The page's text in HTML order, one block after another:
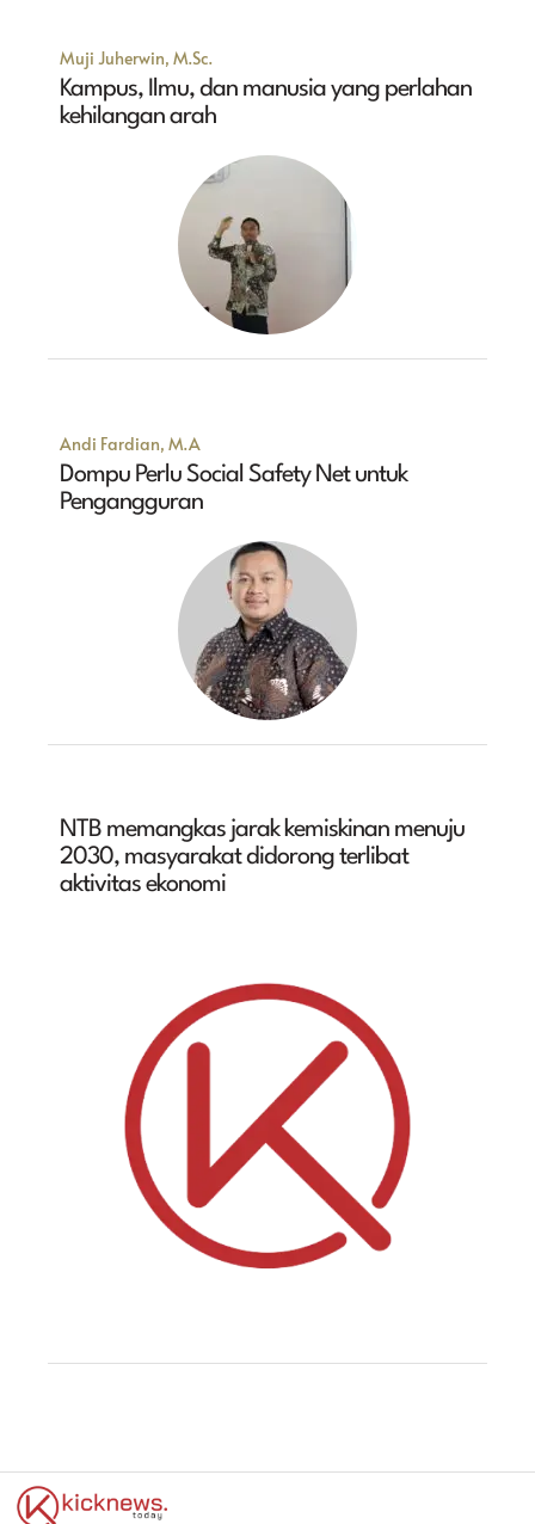
Muji Juherwin, M.Sc.
Kampus, Ilmu, dan manusia yang perlahan
kehilangan arah
Andi Fardian, M.A
Dompu Perlu Social Safety Net untuk
Pengangguran
NTB memangkas jarak kemiskinan menuju
2030, masyarakat didorong terlibat
aktivitas ekonomi